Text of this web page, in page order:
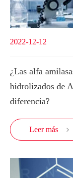
2022-12-12
¿Las alfa
hidrolizados de
diferencia?
Leer más 